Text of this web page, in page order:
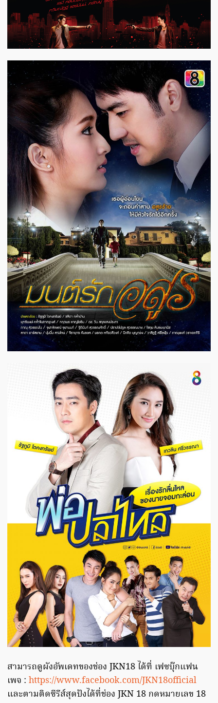
สามารถดูผังอัพเดทของช่อง JKN18 ได้ที่ เฟซบุ๊กแฟน
เพจ : https://www.facebook.com/JKN18official
และตามติดซีรีส์สุดปังได้ที่ช่อง JKN 18 กดหมายเลข 18